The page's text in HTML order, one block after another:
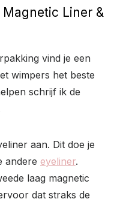
Liner &
vind je een
wimpers het beste
schrijf ik de
aan. Dit doe je
andere eyeliner.
laag magnetic
dat straks de